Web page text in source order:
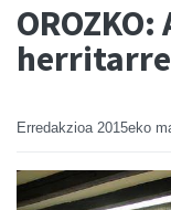
Erredakzioa 2015eko